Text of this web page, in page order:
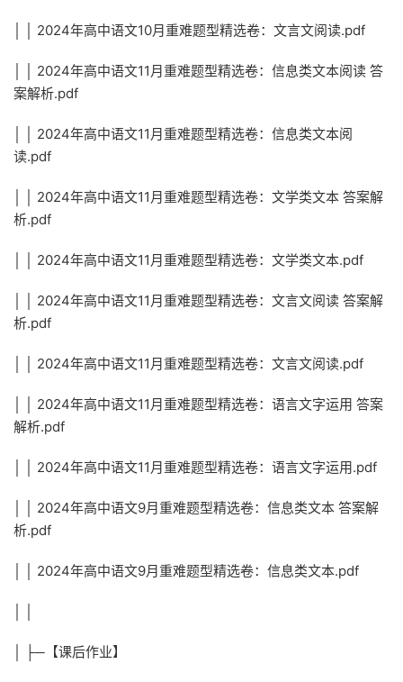
│ │ 2024年高中语文10月重难题型精选卷：文言文阅读.pdf
│ │ 2024年高中语文11月重难题型精选卷：信息类文本阅读 答
案解析.pdf
│ │ 2024年高中语文11月重难题型精选卷：信息类文本阅
读.pdf
│ │ 2024年高中语文11月重难题型精选卷：文学类文本 答案解
析.pdf
│ │ 2024年高中语文11月重难题型精选卷：文学类文本.pdf
│ │ 2024年高中语文11月重难题型精选卷：文言文阅读 答案解
析.pdf
│ │ 2024年高中语文11月重难题型精选卷：文言文阅读.pdf
│ │ 2024年高中语文11月重难题型精选卷：语言文字运用 答案
解析.pdf
│ │ 2024年高中语文11月重难题型精选卷：语言文字运用.pdf
│ │ 2024年高中语文9月重难题型精选卷：信息类文本 答案解
析.pdf
│ │ 2024年高中语文9月重难题型精选卷：信息类文本.pdf
│ ├─【课后作业】